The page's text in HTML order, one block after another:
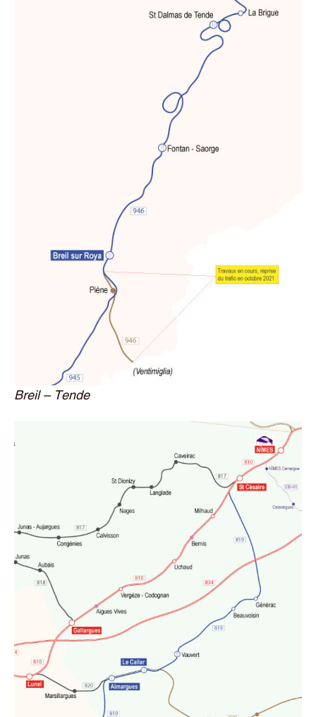
Breil – Tende